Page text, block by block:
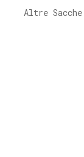
Altre Sacche